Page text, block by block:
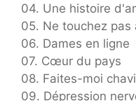
04. Une histoire
05. Ne touchez pas
06. Dames en ligne
07. Cœur du pays
08. Faites-moi
09. Dépression